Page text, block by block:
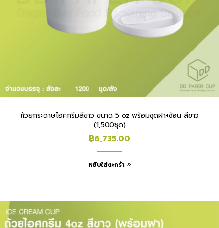
ถ้วยกระดาษไอศกรีมสีขาว ขนาด 5 oz พร้อมชุดฝา+ช้อน สีขาว
(1,500ชุด)
฿6,735.00
หยิบใส่ตะกร้า